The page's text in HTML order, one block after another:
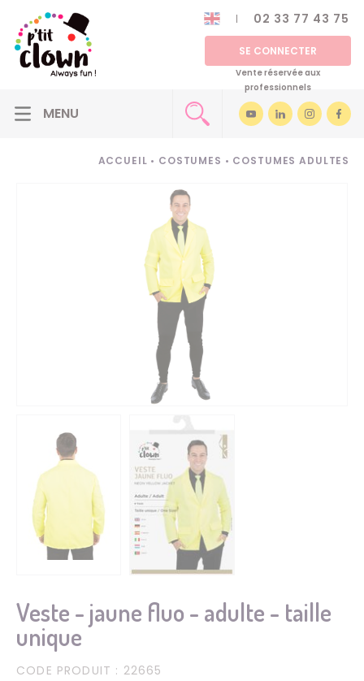
02 33 77 43 75
SE CONNECTER
Vente réservée aux
professionnels
ACCUEIL • COSTUMES • COSTUMES ADULTES
Veste - jaune fluo - adulte - taille
unique
CODE PRODUIT : 22665